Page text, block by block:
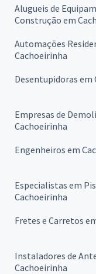
Alugueis de
Construção em
Automações
Cachoeirinha
Desentupidoras em
Empresas de
Cachoeirinha
Engenheiros em
Especialistas em
Cachoeirinha
Fretes e Carretos
Instaladores de
Cachoeirinha